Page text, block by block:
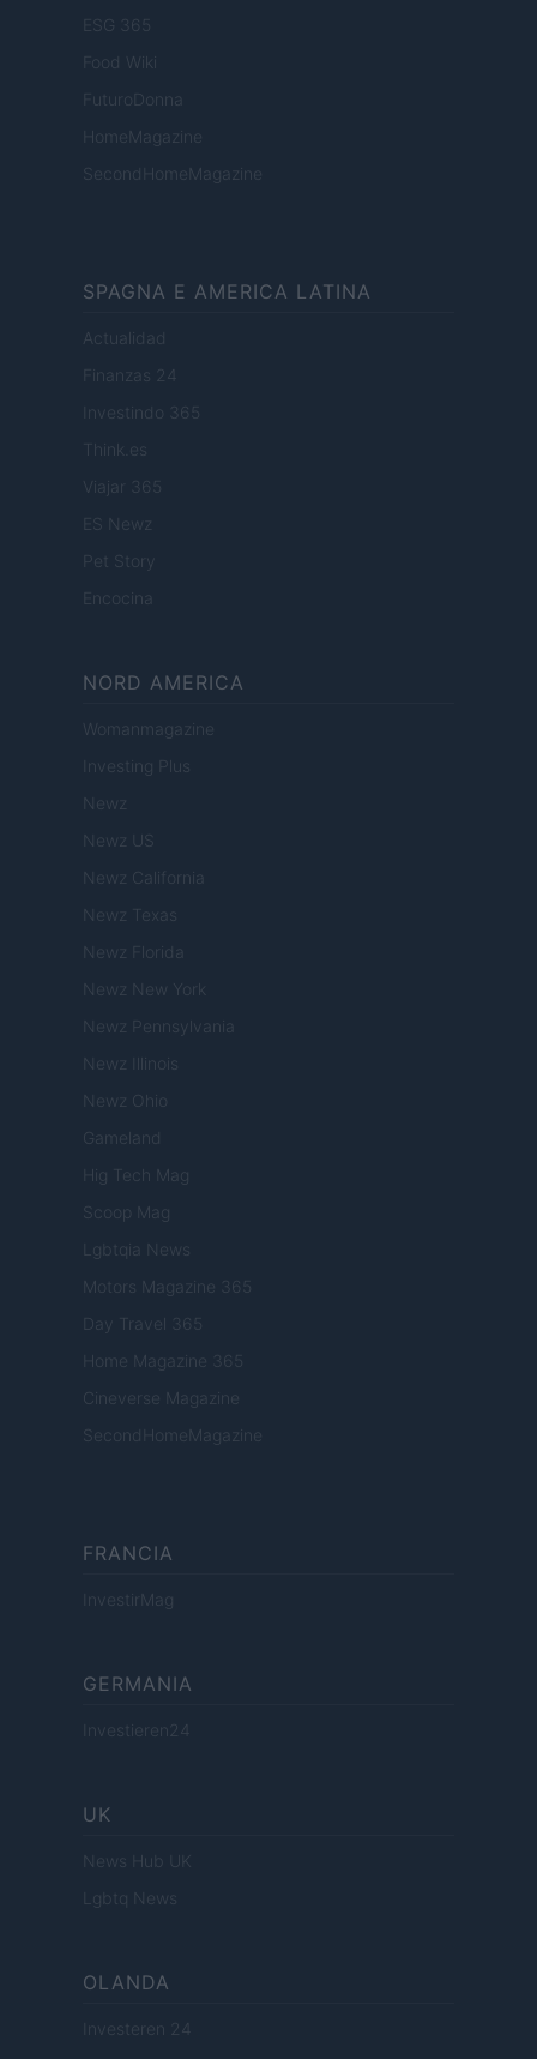
ESG 365
Food Wiki
FuturoDonna
HomeMagazine
SecondHomeMagazine
SPAGNA E AMERICA LATINA
Actualidad
Finanzas 24
Investindo 365
Think.es
Viajar 365
ES Newz
Pet Story
Encocina
NORD AMERICA
Womanmagazine
Investing Plus
Newz
Newz US
Newz California
Newz Texas
Newz Florida
Newz New York
Newz Pennsylvania
Newz Illinois
Newz Ohio
Gameland
Hig Tech Mag
Scoop Mag
Lgbtqia News
Motors Magazine 365
Day Travel 365
Home Magazine 365
Cineverse Magazine
SecondHomeMagazine
FRANCIA
InvestirMag
GERMANIA
Investieren24
UK
News Hub UK
Lgbtq News
OLANDA
Investeren 24